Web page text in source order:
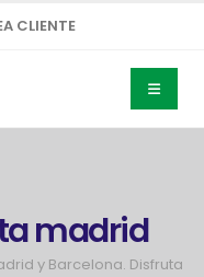
CLIENTE
madrid
y Barcelona. Disfruta